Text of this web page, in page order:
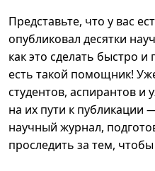
Представьте, что у вас
опубликовал десятки
как это сделать быстро
есть такой помощник!
студентов, аспирантов и
на их пути к
научный журнал,
проследить за тем,